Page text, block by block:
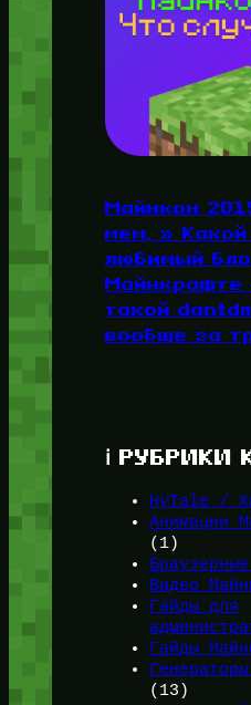
Майнкон
мем, » Какой
любимый
Майнкрафте
такой
вообще за
ℹ️ РУБРИКИ
HyTale /
Анимации
(1)
Видео
Гайды для
Гайды
(13)